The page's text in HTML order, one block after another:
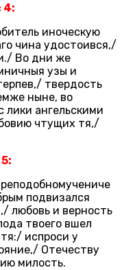
4:
иноческую
чина удостоився,/
Во дни же
узы и
твердость
ныне, во
лики ангельскими
чтущих тя,/
подвизался
любовь и верность
твоего вшел
испроси у
Отечеству
милость.